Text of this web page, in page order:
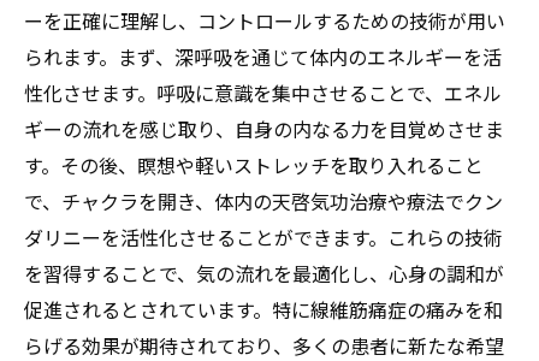
ーを正確に理解し、コントロールするための技術が用い
られます。まず、深呼吸を通じて体内のエネルギーを活
性化させます。呼吸に意識を集中させることで、エネル
ギーの流れを感じ取り、自身の内なる力を目覚めさせま
す。その後、瞑想や軽いストレッチを取り入れること
で、チャクラを開き、体内の天啓気功治療や療法でクン
ダリニーを活性化させることができます。これらの技術
を習得することで、気の流れを最適化し、心身の調和が
促進されるとされています。特に線維筋痛症の痛みを和
らげる効果が期待されており、多くの患者に新たな希望